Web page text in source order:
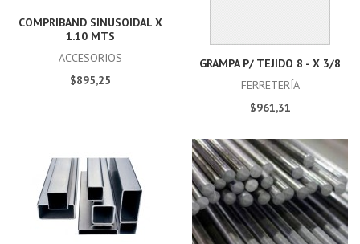
COMPRIBAND SINUSOIDAL X
1.10 MTS
ACCESORIOS
$895,25
GRAMPA P/ TEJIDO 8 - X 3/8
FERRETERÍA
$961,31